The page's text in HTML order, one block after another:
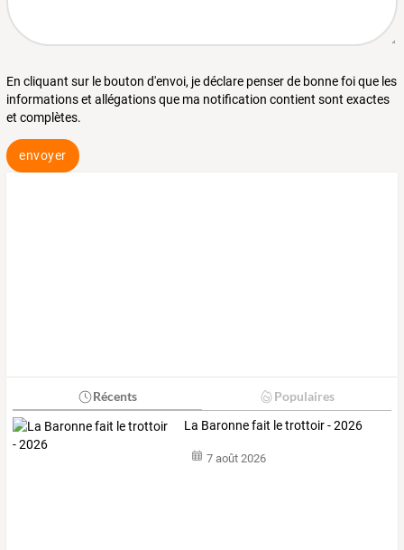
En cliquant sur le bouton d'envoi, je déclare penser de bonne foi que les
informations et allégations que ma notification contient sont exactes
et complètes.
envoyer
Récents Populaires
La Baronne fait le trottoir - 2026
7 août 2026